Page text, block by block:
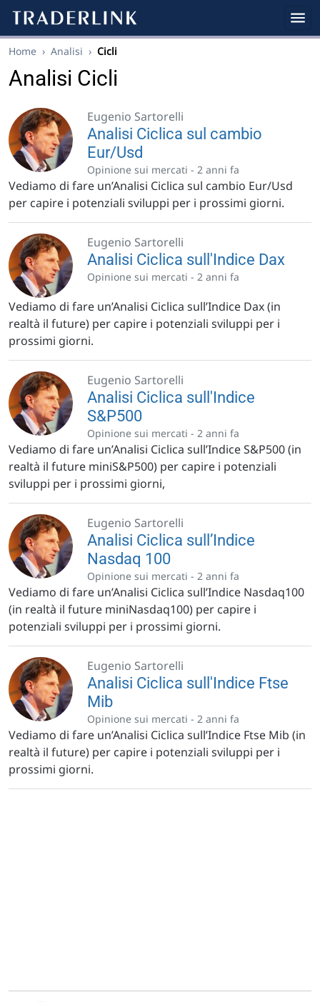
Home › Analisi › Cicli
Analisi Cicli
Eugenio Sartorelli
Analisi Ciclica sul cambio
Eur/Usd
Opinione sui mercati - 2 anni fa
Vediamo di fare un’Analisi Ciclica sul cambio Eur/Usd
per capire i potenziali sviluppi per i prossimi giorni.
Eugenio Sartorelli
Analisi Ciclica sull'Indice Dax
Opinione sui mercati - 2 anni fa
Vediamo di fare un’Analisi Ciclica sull’Indice Dax (in
realtà il future) per capire i potenziali sviluppi per i
prossimi giorni.
Eugenio Sartorelli
Analisi Ciclica sull'Indice
S&P500
Opinione sui mercati - 2 anni fa
Vediamo di fare un’Analisi Ciclica sull’Indice S&P500 (in
realtà il future miniS&P500) per capire i potenziali
sviluppi per i prossimi giorni,
Eugenio Sartorelli
Analisi Ciclica sull’Indice
Nasdaq 100
Opinione sui mercati - 2 anni fa
Vediamo di fare un’Analisi Ciclica sull’Indice Nasdaq100
(in realtà il future miniNasdaq100) per capire i
potenziali sviluppi per i prossimi giorni.
Eugenio Sartorelli
Analisi Ciclica sull'Indice Ftse
Mib
Opinione sui mercati - 2 anni fa
Vediamo di fare un’Analisi Ciclica sull’Indice Ftse Mib (in
realtà il future) per capire i potenziali sviluppi per i
prossimi giorni.